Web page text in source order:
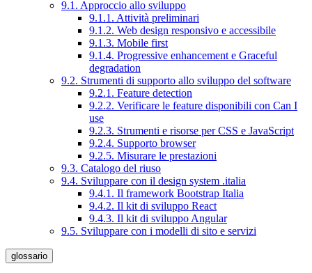
9.1. Approccio allo sviluppo
9.1.1. Attività preliminari
9.1.2. Web design responsivo e accessibile
9.1.3. Mobile first
9.1.4. Progressive enhancement e Graceful
degradation
9.2. Strumenti di supporto allo sviluppo del software
9.2.1. Feature detection
9.2.2. Verificare le feature disponibili con Can I
use
9.2.3. Strumenti e risorse per CSS e JavaScript
9.2.4. Supporto browser
9.2.5. Misurare le prestazioni
9.3. Catalogo del riuso
9.4. Sviluppare con il design system .italia
9.4.1. Il framework Bootstrap Italia
9.4.2. Il kit di sviluppo React
9.4.3. Il kit di sviluppo Angular
9.5. Sviluppare con i modelli di sito e servizi
glossario